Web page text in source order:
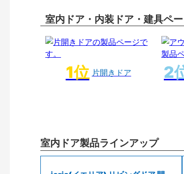
室内ドア・内装ドア・建具ペ
片開きドア
室内ドア製品ラインアップ